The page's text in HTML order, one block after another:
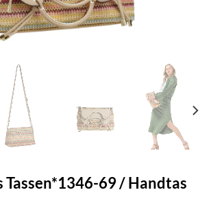
Tassen*1346-69 / Handtas